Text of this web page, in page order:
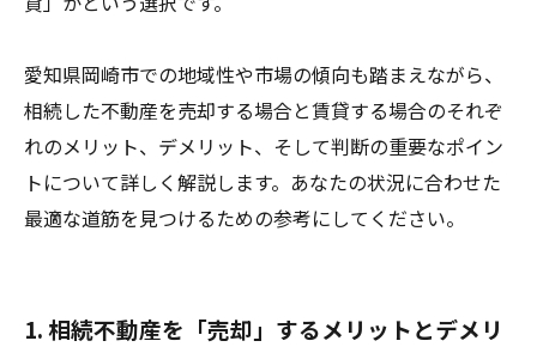
愛知県岡崎市での地域性や市場の傾向も踏まえながら、
相続した不動産を売却する場合と賃貸する場合のそれぞ
れのメリット、デメリット、そして判断の重要なポイン
トについて詳しく解説します。あなたの状況に合わせた
最適な道筋を見つけるための参考にしてください。
1. 相続不動産を「売却」するメリットとデメリ